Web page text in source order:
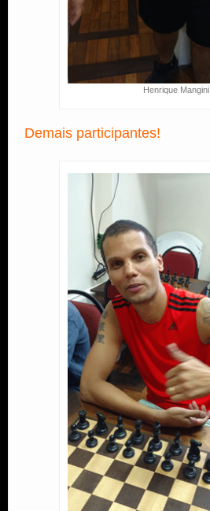
Henrique Mangini
Demais participantes!